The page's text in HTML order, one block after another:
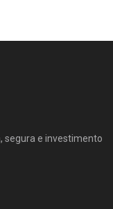
segura e investimento